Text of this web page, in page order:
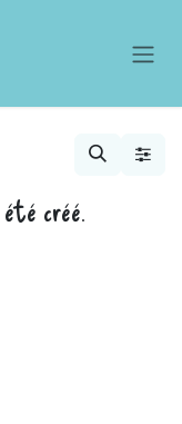
créé.